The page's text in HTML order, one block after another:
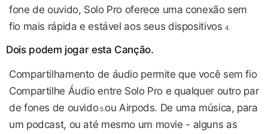
fone de ouvido, Solo Pro oferece uma conexão sem
fio mais rápida e estável aos seus dispositivos4.
Dois podem jogar esta Canção.
Compartilhamento de áudio permite que você sem fio
Compartilhe Áudio entre Solo Pro e qualquer outro par
de fones de ouvido5.ou Airpods. De uma música, para
um podcast, ou até mesmo um movie - alguns as